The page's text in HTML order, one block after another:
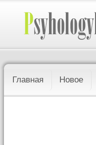
Главная Новое